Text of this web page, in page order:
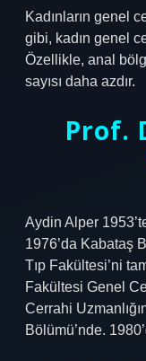
Kadınların genel
gibi, kadın genel
Özellikle, anal
sayısı daha azdır.
Prof.
Aydin Alper
1976’da Kabataş
Tıp Fakültesi’ni
Fakültesi Genel
Cerrahi
Bölümü’nde.